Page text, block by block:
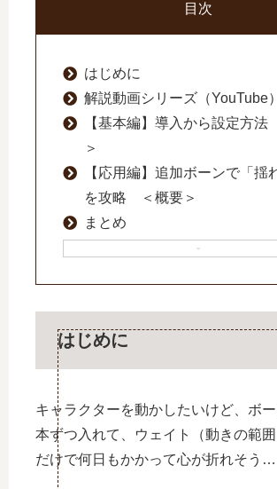
目次
はじめに
解説動画シリーズ（YouTube）
【基本編】導入から設定方
＞
【応用編】追加ボーンで「揺
を攻略 ＜概要＞
まとめ
はじめに
キャラクターを動かしたいけど、ボ
本ずつ入れて、ウェイト（動きの範
だけで何日もかかって心が折れそう